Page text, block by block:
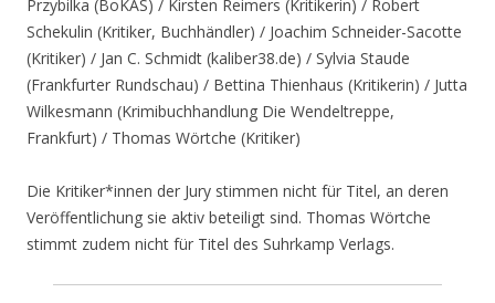
Przybilka (BoKAS) / Kirsten Reimers (Kritikerin) / Robert
Schekulin (Kritiker, Buchhändler) / Joachim Schneider-Sacotte
(Kritiker) / Jan C. Schmidt (kaliber38.de) / Sylvia Staude
(Frankfurter Rundschau) / Bettina Thienhaus (Kritikerin) / Jutta
Wilkesmann (Krimibuchhandlung Die Wendeltreppe,
Frankfurt) / Thomas Wörtche (Kritiker)
Die Kritiker*innen der Jury stimmen nicht für Titel, an deren
Veröffentlichung sie aktiv beteiligt sind. Thomas Wörtche
stimmt zudem nicht für Titel des Suhrkamp Verlags.